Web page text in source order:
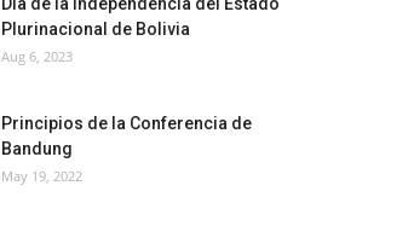
Plurinacional de Bolivia
Aug 6, 2023
Principios de la Conferencia de
Bandung
May 19, 2022